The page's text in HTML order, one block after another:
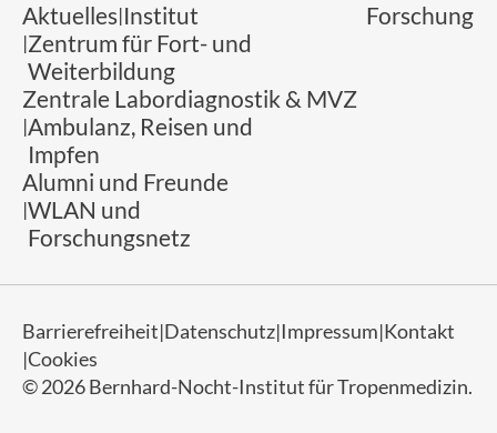
Aktuelles Institut
Forschung
Zentrum für Fort- und
Weiterbildung
Zentrale Labordiagnostik & MVZ
Ambulanz, Reisen und
Impfen
Alumni und Freunde
WLAN und
Forschungsnetz
© 2026 Bernhard-Nocht-Institut für Tropenmedizin.
Barrierefreiheit Datenschutz Impressum Kontakt
Cookies